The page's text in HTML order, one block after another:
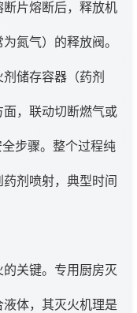
片熔断后，释放机
氮气）的释放阀。
储存容器（药剂
，联动切断燃气或
步骤。整个过程纯
剂喷射，典型时间
关键。专用厨房灭
体，其灭火机理是